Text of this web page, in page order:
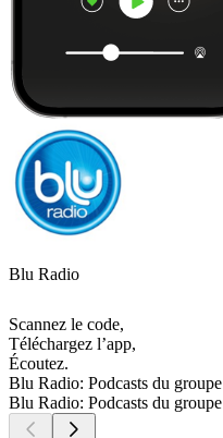
Blu Radio
Scannez le code,
Téléchargez l’app,
Écoutez.
Blu Radio: Podcasts du groupe
Blu Radio: Podcasts du groupe